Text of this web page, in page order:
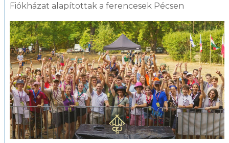
Fiókházat alapítottak a ferencesek Pécsen